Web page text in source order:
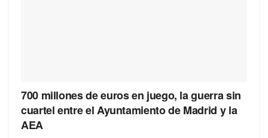
700 millones de euros en juego, la guerra sin
cuartel entre el Ayuntamiento de Madrid y la
AEA